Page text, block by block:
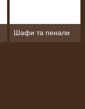
Шафи та пенали